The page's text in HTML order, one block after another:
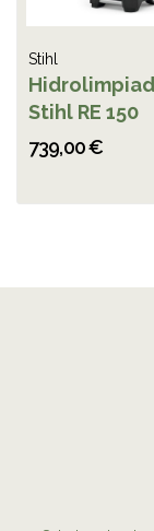
Stihl
Stihl RE 150
739,00 €